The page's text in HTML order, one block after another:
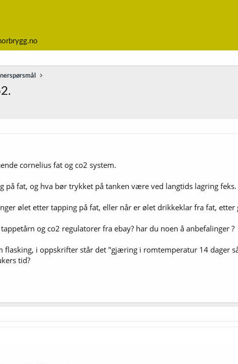
cornelius fat og co2 system.
på fat, og hva bør trykket på tanken være ved langtids lagring
ølet etter tapping på fat, eller når er ølet drikkeklar fra fat,
og co2 regulatorer fra ebay? har du noen å anbefalinger ?
flasking, i oppskrifter står det "gjæring i romtemperatur 14 dager
tid?